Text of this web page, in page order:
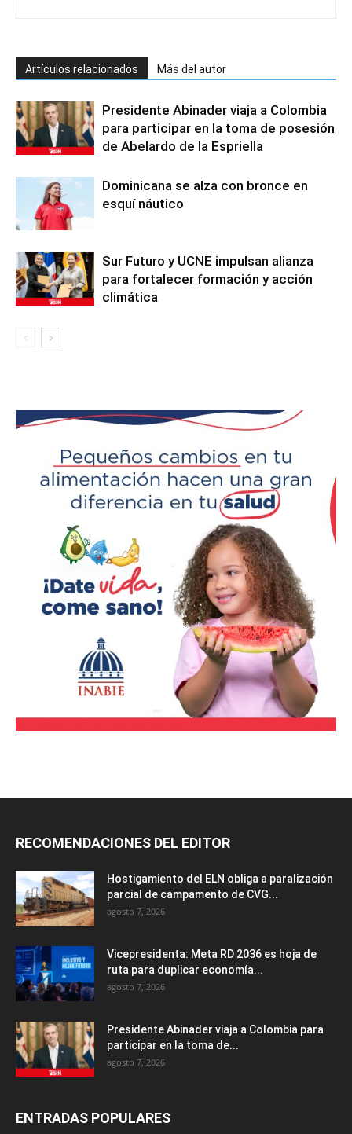
Artículos relacionados Más del autor
Presidente Abinader viaja a Colombia
para participar en la toma de posesión
de Abelardo de la Espriella
Dominicana se alza con bronce en
esquí náutico
Sur Futuro y UCNE impulsan alianza
para fortalecer formación y acción
climática
RECOMENDACIONES DEL EDITOR
Hostigamiento del ELN obliga a paralización
parcial de campamento de CVG...
agosto 7, 2026
Vicepresidenta: Meta RD 2036 es hoja de
ruta para duplicar economía...
agosto 7, 2026
Presidente Abinader viaja a Colombia para
participar en la toma de...
agosto 7, 2026
ENTRADAS POPULARES